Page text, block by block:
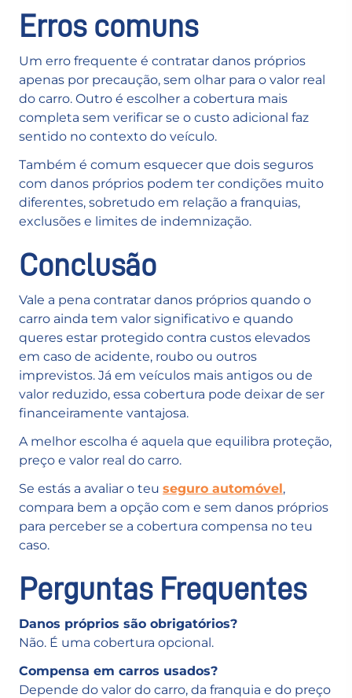
Erros comuns
Um erro frequente é contratar danos próprios
apenas por precaução, sem olhar para o valor real
do carro. Outro é escolher a cobertura mais
completa sem verificar se o custo adicional faz
sentido no contexto do veículo.
Também é comum esquecer que dois seguros
com danos próprios podem ter condições muito
diferentes, sobretudo em relação a franquias,
exclusões e limites de indemnização.
Conclusão
Vale a pena contratar danos próprios quando o
carro ainda tem valor significativo e quando
queres estar protegido contra custos elevados
em caso de acidente, roubo ou outros
imprevistos. Já em veículos mais antigos ou de
valor reduzido, essa cobertura pode deixar de ser
financeiramente vantajosa.
A melhor escolha é aquela que equilibra proteção,
preço e valor real do carro.
Se estás a avaliar o teu seguro automóvel,
compara bem a opção com e sem danos próprios
para perceber se a cobertura compensa no teu
caso.
Perguntas Frequentes
Danos próprios são obrigatórios?
Não. É uma cobertura opcional.
Compensa em carros usados?
Depende do valor do carro, da franquia e do preço